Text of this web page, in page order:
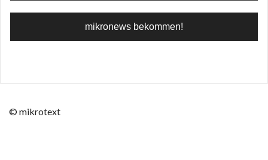
© mikrotext